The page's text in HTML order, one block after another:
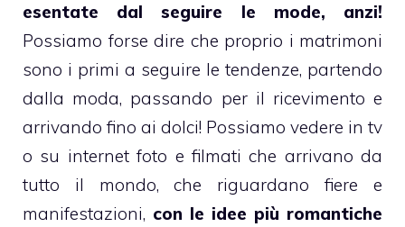
esentate dal seguire le mode, anzi!
Possiamo forse dire che proprio i matrimoni
sono i primi a seguire le tendenze, partendo
dalla moda, passando per il ricevimento e
arrivando fino ai dolci! Possiamo vedere in tv
o su internet foto e filmati che arrivano da
tutto il mondo, che riguardano fiere e
manifestazioni, con le idee più romantiche